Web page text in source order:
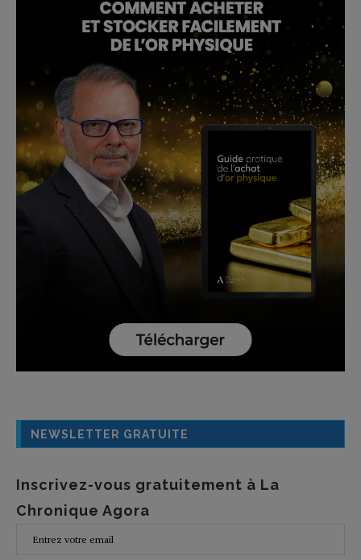
NEWSLETTER GRATUITE
Inscrivez-vous gratuitement à La
Chronique Agora